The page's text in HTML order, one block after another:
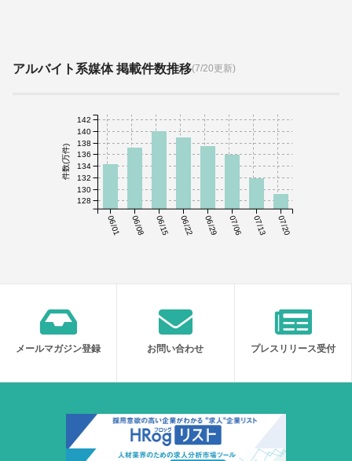
アルバイト系媒体 掲載件数推移(7/20更新)
06/01 06/08 06/15 06/22 06/29 07/06 07/13 07/20
件数(万件)
128
130
132
134
136
138
140
142
メールマガジン登録 お問い合わせ プレスリリース受付